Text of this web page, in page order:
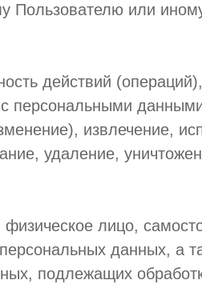
Пользователю или
действий
с персональными
извлечение,
удаление,
лицо,
данных, а
подлежащих